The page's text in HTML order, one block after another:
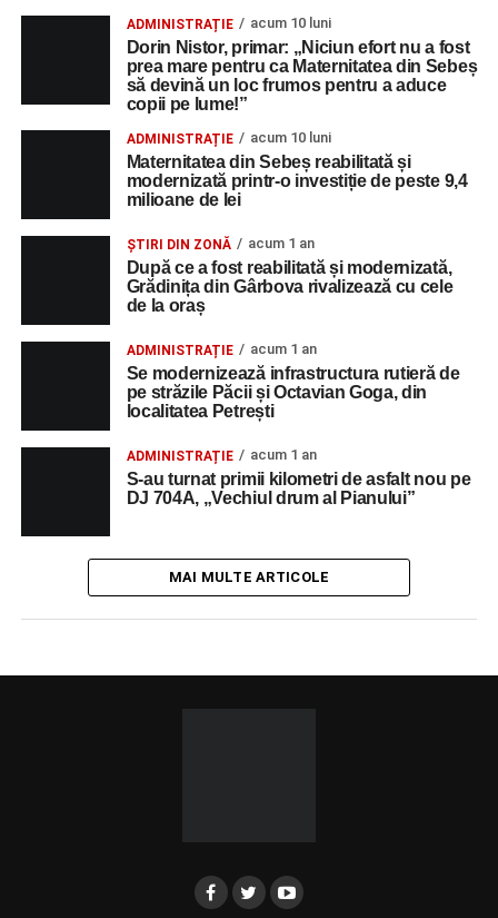
ADMINISTRAȚIE acum 10 luni
Dorin Nistor, primar: „Niciun efort nu a fost
prea mare pentru ca Maternitatea din Sebeș
să devină un loc frumos pentru a aduce
copii pe lume!”
ADMINISTRAȚIE acum 10 luni
Maternitatea din Sebeș reabilitată și
modernizată printr-o investiție de peste 9,4
milioane de lei
ȘTIRI DIN ZONĂ acum 1 an
După ce a fost reabilitată și modernizată,
Grădinița din Gârbova rivalizează cu cele
de la oraș
ADMINISTRAȚIE acum 1 an
Se modernizează infrastructura rutieră de
pe străzile Păcii și Octavian Goga, din
localitatea Petrești
ADMINISTRAȚIE acum 1 an
S-au turnat primii kilometri de asfalt nou pe
DJ 704A, „Vechiul drum al Pianului”
MAI MULTE ARTICOLE